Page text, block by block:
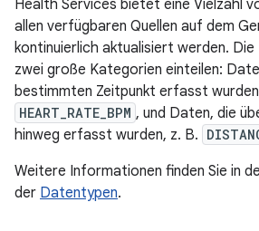
Health Services bietet eine Vielzahl
allen verfügbaren Quellen auf dem
kontinuierlich aktualisiert werden. Die
zwei große Kategorien einteilen:
bestimmten Zeitpunkt erfasst
HEART_RATE_BPM , und Daten, die
hinweg erfasst wurden, z. B.
Weitere Informationen finden Sie in
der Datentypen.